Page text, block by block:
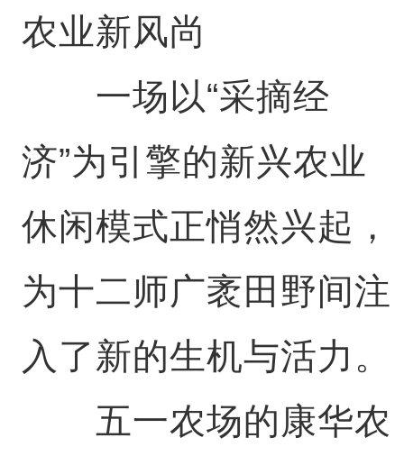
农业新风尚
一场以“采摘经
济”为引擎的新兴农业
休闲模式正悄然兴起，
为十二师广袤田野间注
入了新的生机与活力。
五一农场的康华农